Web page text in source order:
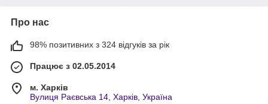
Про нас
98% позитивних з 324 відгуків за рік
Працює з 02.05.2014
м. Харків
Вулиця Раєвська 14, Харків, Україна